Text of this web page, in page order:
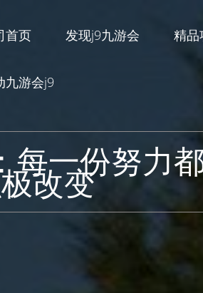
首页 发现j9九游会 精品
九游会j9
每一份努力
改变